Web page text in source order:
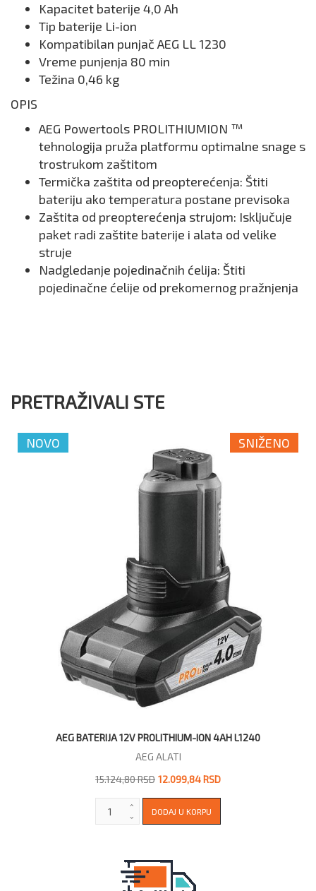
Kapacitet baterije 4,0 Ah
Tip baterije Li-ion
Kompatibilan punjač AEG LL 1230
Vreme punjenja 80 min
Težina 0,46 kg
OPIS
AEG Powertools PROLITHIUMION ™
tehnologija pruža platformu optimalne snage s
trostrukom zaštitom
Termička zaštita od preopterećenja: Štiti
bateriju ako temperatura postane previsoka
Zaštita od preopterećenja strujom: Isključuje
paket radi zaštite baterije i alata od velike
struje
Nadgledanje pojedinačnih ćelija: Štiti
pojedinačne ćelije od prekomernog pražnjenja
PRETRAŽIVALI STE
NOVO SNIŽENO
AEG BATERIJA 12V PROLITHIUM-ION 4AH L1240
AEG ALATI
15.124,80 RSD 12.099,84 RSD